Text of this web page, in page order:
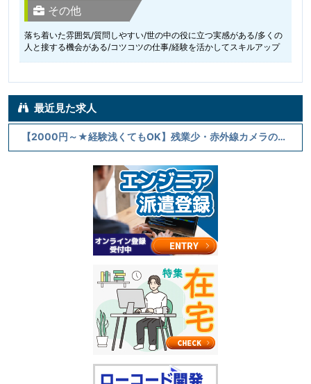
その他
落ち着いた雰囲気/質問しやすい/世の中の役に立つ実感がある/多くの
人と接する機会がある/コツコツの仕事/経験を活かしてスキルアップ
最近見た求人
【2000円～★経験浅くてもOK】残業少・赤外線カメラの電気設計